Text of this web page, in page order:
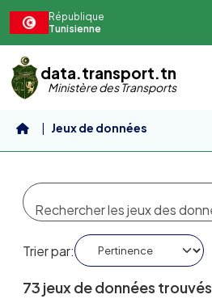
République
Tunisienne
data.transport.tn
Ministère des Transports
Jeux de données
Trier par
73 jeux de données trouvés